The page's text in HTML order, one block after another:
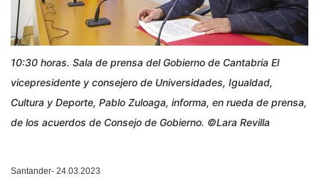
10:30 horas. Sala de prensa del Gobierno de Cantabria El
vicepresidente y consejero de Universidades, Igualdad,
Cultura y Deporte, Pablo Zuloaga, informa, en rueda de prensa,
de los acuerdos de Consejo de Gobierno. ©Lara Revilla
Santander- 24.03.2023